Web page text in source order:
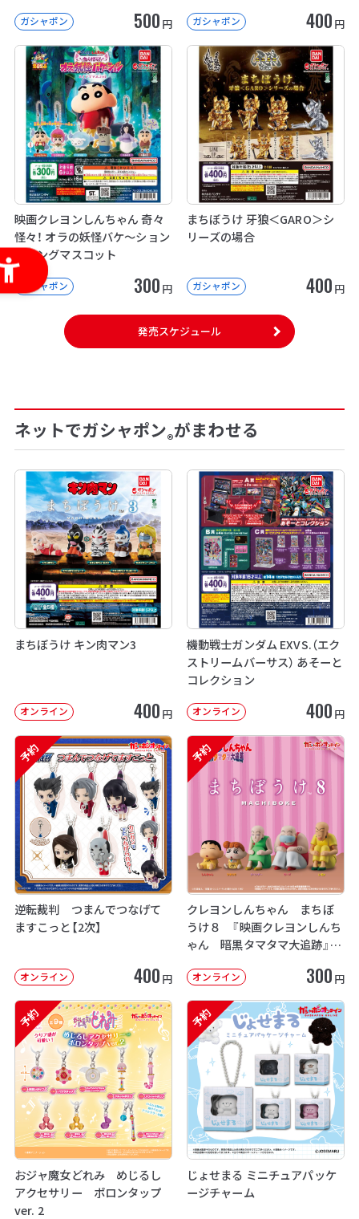
ガシャポン 500 円 ガシャポン 400 円
映画クレヨンしんちゃん 奇々
怪々！ オラの妖怪バケ～ション
スイングマスコット
ガシャポン 300 円
まちぼうけ 牙狼＜GARO＞シ
リーズの場合
ガシャポン 400 円
発売スケジュール
ネットでガシャポン®がまわせる
まちぼうけ キン肉マン3
オンライン 400 円
機動戦士ガンダム EXVS.（エク
ストリームバーサス） あそーと
コレクション
オンライン 400 円
予約
逆転裁判 つまんでつなげて
ますこっと【2次】
オンライン 400 円
予約
クレヨンしんちゃん まちぼ
うけ８ 『映画クレヨンしんち
ゃん 暗黒タマタマ大追跡』【2
オンライン 300 円
予約
おジャ魔女どれみ めじるし
アクセサリー ポロンタップ
ver. 2
予約
じょせまる ミニチュアパッケ
ージチャーム